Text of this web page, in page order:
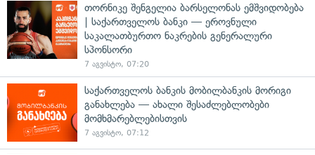
თორნიკე შენგელია ბარსელონას ემშვიდობება
| საქართველოს ბანკი — ეროვნული
საკალათბურთო ნაკრების გენერალური
სპონსორი
7 აგვისტო, 07:20
საქართველოს ბანკის მობილბანკის მორიგი
განახლება — ახალი შესაძლებლობები
მომხმარებლებისთვის
7 აგვისტო, 07:12